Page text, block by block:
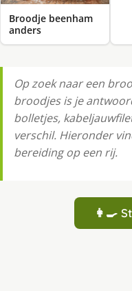
Broodje beenham
anders
Op zoek naar een
broodjes is je
bolletjes,
verschil. Hieronder
bereiding op een rij.
👩‍🍳